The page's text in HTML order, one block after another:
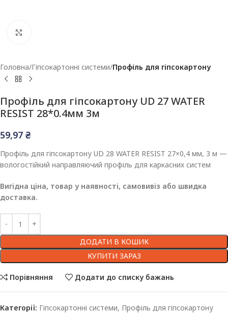
Головна Гіпсокартонні системи Профіль для гіпсокартону
Профіль для гіпсокартону UD 27 WATER
RESIST 28*0.4мм 3м
59,97 ₴
Профіль для гіпсокартону UD 28 WATER RESIST 27×0,4 мм, 3 м —
вологостійкий направляючий профіль для каркасних систем
Вигідна ціна, товар у наявності, самовивіз або швидка
доставка.
ДОДАТИ В КОШИК
КУПИТИ ЗАРАЗ
Порівняння Додати до списку бажань
Категорії: Гіпсокартонні системи, Профіль для гіпсокартону